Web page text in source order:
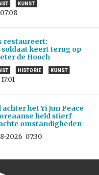
KUNST
07:08
restaureert:
keert terug op
de Hooch
HISTORIE KUNST
17:01
het Yi Jun Peace
held stierf
omstandigheden
2026 07:30